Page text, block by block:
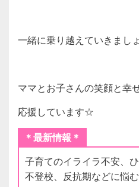
一緒に乗り越えていきまし
ママとお子さんの笑顔と幸
応援しています☆
＊最新情報＊
子育てのイライラ不安、
不登校、反抗期などに悩